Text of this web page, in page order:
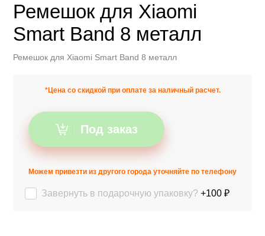
Ремешок для Xiaomi
Smart Band 8 металл
Ремешок для Xiaomi Smart Band 8 металл
*Цена со скидкой при оплате за наличный расчет.
Под заказ
Можем привезти из другого города уточняйте по телефону
Завернуть в подарочную упаковку? +100 ₽